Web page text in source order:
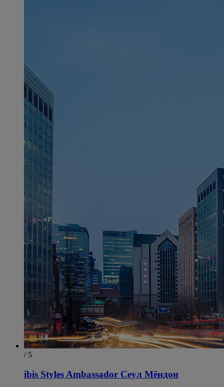
/ 5
ibis Styles Ambassador Сеул Мёндон